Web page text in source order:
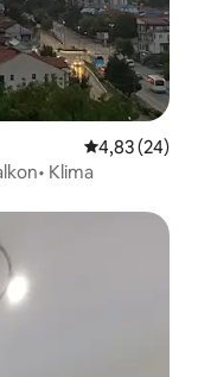
5 üzerinden
4,83 (24)
Klima